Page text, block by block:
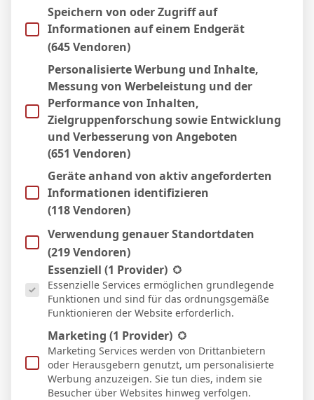
Heim 1:1
24 Aug. 2025
Heim
S
1:0
19 Aug. 2025
Auswärts
N
1:0
Facebook LinkedIn
PREVIOUS ARTICLE
D. Stamatakis
NEXT ARTICLE
Micha Sassie
Website
Im Folgenden finden Sie eine Liste der Zwecke des IAB
Speichern von oder Zugriff auf
Informationen auf einem Endgerät
(645 Vendoren)
Personalisierte Werbung und Inhalte,
Messung von Werbeleistung und der
Performance von Inhalten,
Zielgruppenforschung sowie Entwicklung
und Verbesserung von Angeboten
(651 Vendoren)
Geräte anhand von aktiv angeforderten
Informationen identifizieren
(118 Vendoren)
Verwendung genauer Standortdaten
(219 Vendoren)
Es folgt eine Liste der Service-Gruppen, für die eine
Essenziell (1 Provider)
Essenzielle Services ermöglichen grundlegende
Funktionen und sind für das ordnungsgemäße
Funktionieren der Website erforderlich.
Marketing (1 Provider)
Marketing Services werden von Drittanbietern
oder Herausgebern genutzt, um personalisierte
Werbung anzuzeigen. Sie tun dies, indem sie
Besucher über Websites hinweg verfolgen.